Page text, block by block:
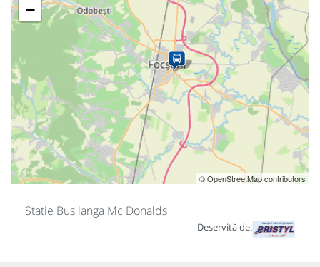
−
© OpenStreetMap contributors
Statie Bus langa Mc Donalds
Deservită de: